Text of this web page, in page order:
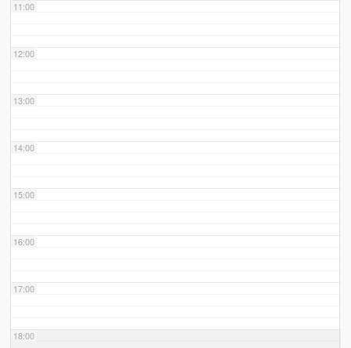
11:00
12:00
13:00
14:00
15:00
16:00
17:00
18:00